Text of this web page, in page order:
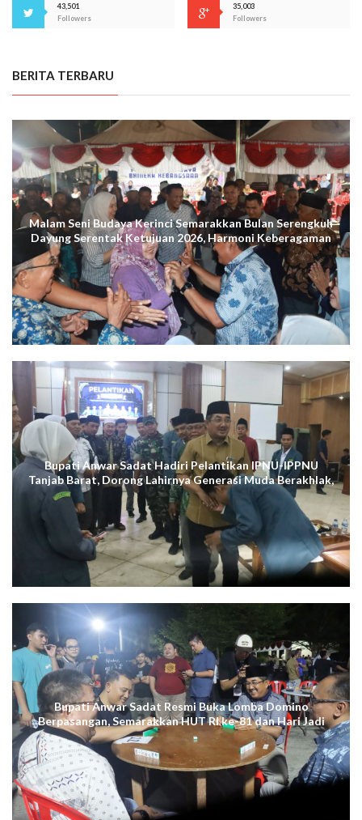
43,501
Followers
35,003
Followers
BERITA TERBARU
Malam Seni Budaya Kerinci Semarakkan Bulan Serengkuh
Dayung Serentak Ketujuan 2026, Harmoni Keberagaman
Terus Menggema di Kuala Tungkal
Bupati Anwar Sadat Hadiri Pelantikan IPNU-IPPNU
Tanjab Barat, Dorong Lahirnya Generasi Muda Berakhlak,
Cerdas Digital, dan Berdaya Saing
Bupati Anwar Sadat Resmi Buka Lomba Domino
Berpasangan, Semarakkan HUT RI ke-81 dan Hari Jadi
ke-61 Tanjab Barat